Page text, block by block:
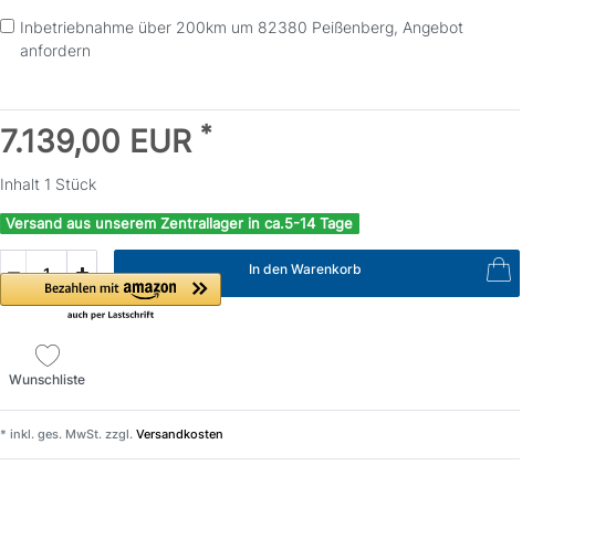
Inbetriebnahme über 200km um 82380 Peißenberg, Angebot
anfordern
7.139,00 EUR *
Inhalt 1 Stück
Versand aus unserem Zentrallager in ca.5-14 Tage
In den Warenkorb
Wunschliste
* inkl. ges. MwSt. zzgl. Versandkosten